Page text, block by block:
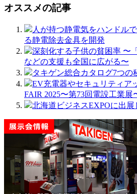
オススメの記事
人が持つ静電気をハンドル
る静電除去金具を開発
深刻化する子供の貧困率 〜
などの支援も全国に広がる〜
タキゲン総合カタログ7つの
EV充電器やセキュリティア
FAIR 2025〜第73回電設工業展
北海道ビジネスEXPOに出展